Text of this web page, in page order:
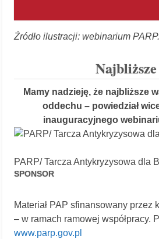
Źródło ilustracji: webinarium PARP.
Mamy nadzieję, że najbliższe
oddechu – powiedział
inauguracyjnego
PARP/ Tarcza Antykryzysowa dla
SPONSOR
Materiał PAP sfinansowany
– w ramach ramowej współpracy.
www.parp.gov.pl